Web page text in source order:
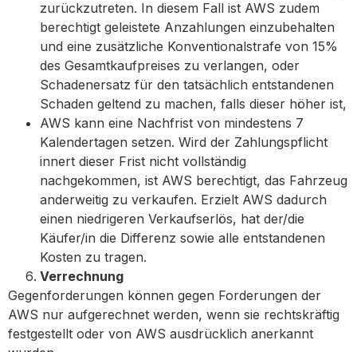
zurückzutreten. In diesem Fall ist AWS zudem
berechtigt geleistete Anzahlungen einzubehalten
und eine zusätzliche Konventionalstrafe von 15%
des Gesamtkaufpreises zu verlangen, oder
Schadenersatz für den tatsächlich entstandenen
Schaden geltend zu machen, falls dieser höher ist,
AWS kann eine Nachfrist von mindestens 7
Kalendertagen setzen. Wird der Zahlungspflicht
innert dieser Frist nicht vollständig
nachgekommen, ist AWS berechtigt, das Fahrzeug
anderweitig zu verkaufen. Erzielt AWS dadurch
einen niedrigeren Verkaufserlös, hat der/die
Käufer/in die Differenz sowie alle entstandenen
Kosten zu tragen.
Verrechnung
Gegenforderungen können gegen Forderungen der
AWS nur aufgerechnet werden, wenn sie rechtskräftig
festgestellt oder von AWS ausdrücklich anerkannt